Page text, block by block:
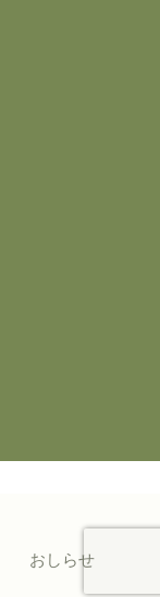
おしらせ